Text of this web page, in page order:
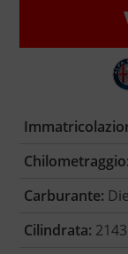
Chilometraggio:
Carburante:
Cilindrata: